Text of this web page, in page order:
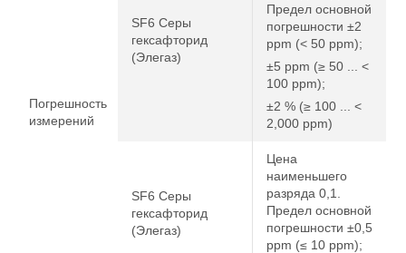
Погрешность
измерений
SF6 Серы
гексафторид
(Элегаз)
Предел основной
погрешности ±2
ppm (< 50 ppm);
±5 ppm (≥ 50 ... <
100 ppm);
±2 % (≥ 100 ... <
2,000 ppm)
SF6 Серы
гексафторид
(Элегаз)
Цена
наименьшего
разряда 0,1.
Предел основной
погрешности ±0,5
ppm (≤ 10 ppm);